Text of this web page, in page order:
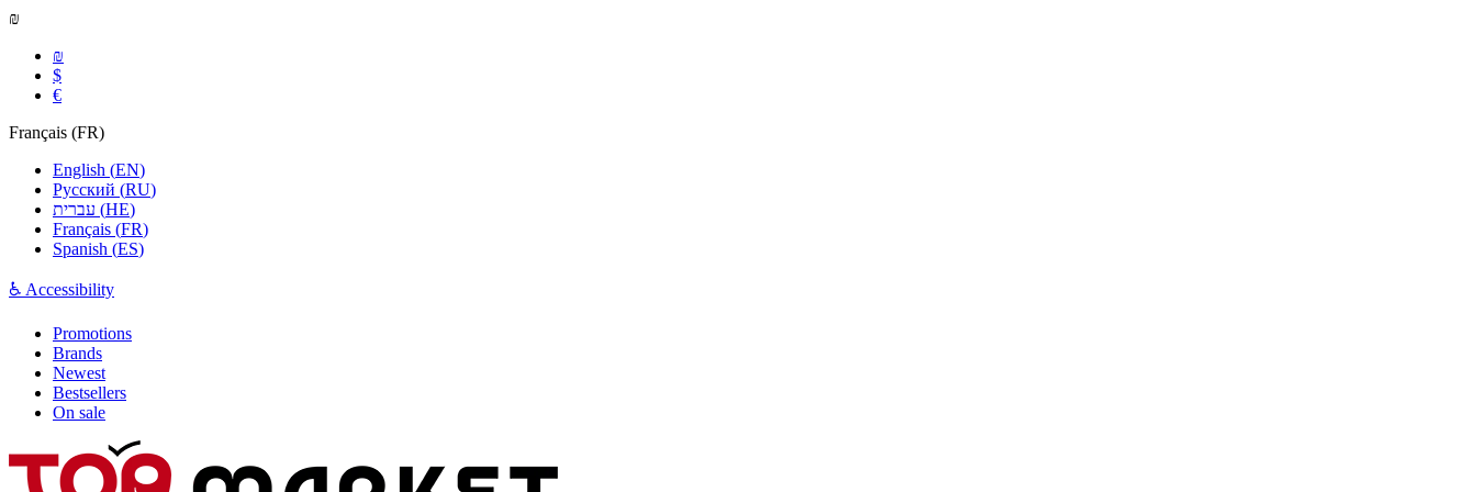
₪
₪
$
€
Français (FR)
English (EN)
Русский (RU)
(HE)
Français (FR)
Spanish (ES)
♿ Accessibility
Promotions
Brands
Newest
Bestsellers
On sale